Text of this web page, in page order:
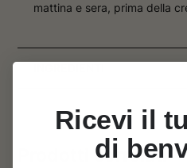
mattina e sera, prima della
Prodotti correlati
Ricevi il
di